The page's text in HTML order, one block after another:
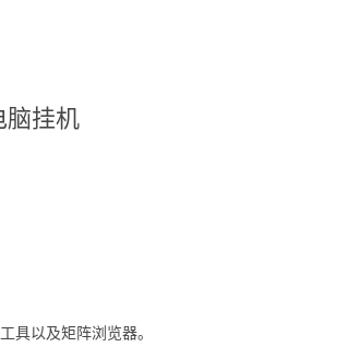
脑挂机
具以及矩阵浏览器。